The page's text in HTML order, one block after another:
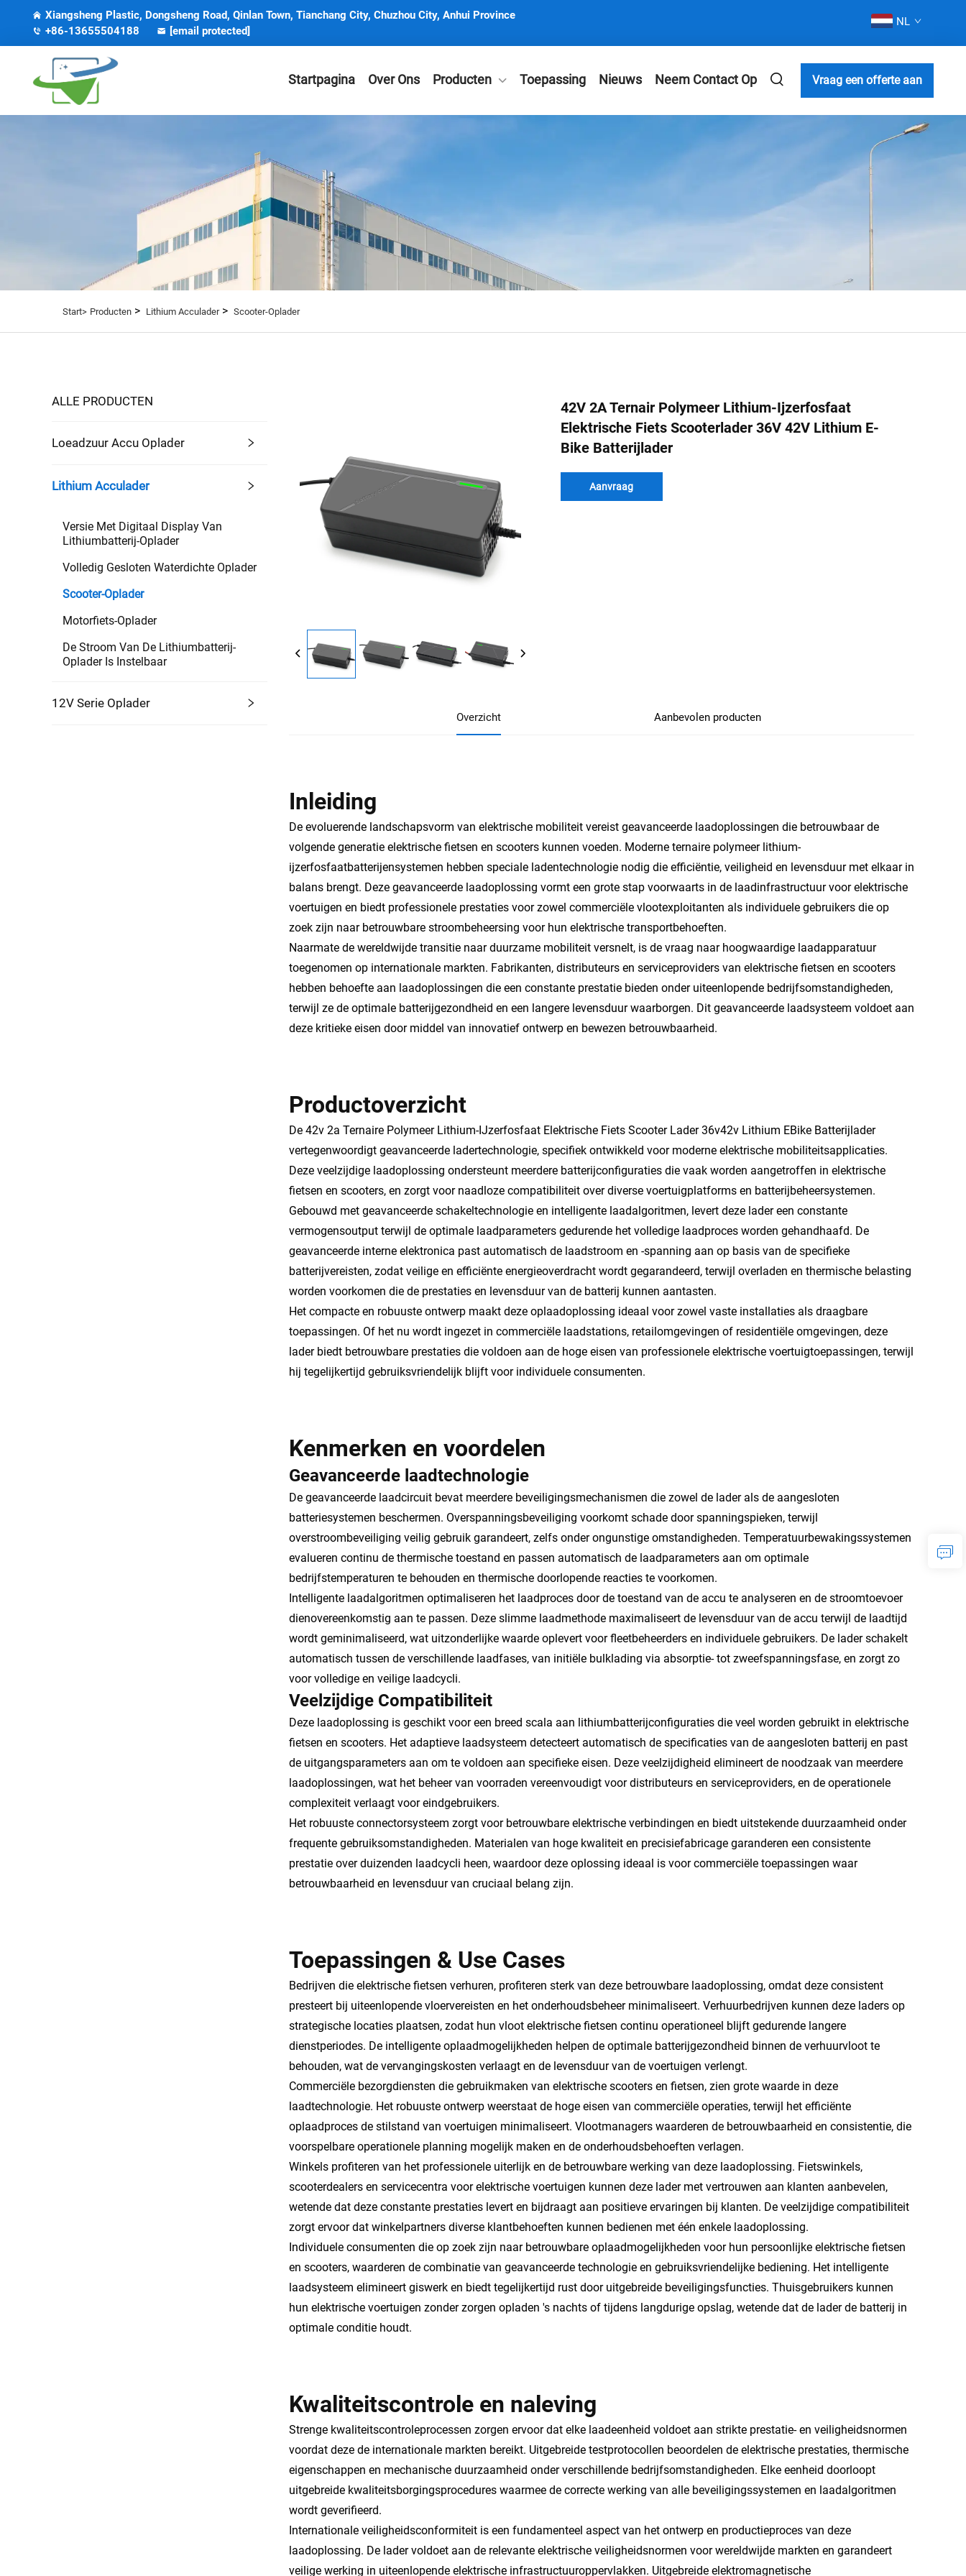
Xiangsheng Plastic, Dongsheng Road, Qinlan Town, Tianchang City, Chuzhou City, Anhui Province
+86-13655504188
[email protected]
NL
Startpagina Over Ons Producten Toepassing Nieuws Neem Contact Op Vraag een offerte aan
Start> Producten > Lithium Acculader> Scooter-Oplader
ALLE PRODUCTEN
Loeadzuur Accu Oplader
Lithium Acculader
Versie Met Digitaal Display Van
Lithiumbatterij-Oplader
Volledig Gesloten Waterdichte Oplader
Scooter-Oplader
Motorfiets-Oplader
De Stroom Van De Lithiumbatterij-
Oplader Is Instelbaar
12V Serie Oplader
42V 2A Ternair Polymeer Lithium-Ijzerfosfaat
Elektrische Fiets Scooterlader 36V 42V Lithium E-
Bike Batterijlader
Aanvraag
Overzicht Aanbevolen producten
Inleiding
De evoluerende landschapsvorm van elektrische mobiliteit vereist geavanceerde laadoplossingen die betrouwbaar de
volgende generatie elektrische fietsen en scooters kunnen voeden. Moderne ternaire polymeer lithium-
ijzerfosfaatbatterijensystemen hebben speciale ladentechnologie nodig die efficiëntie, veiligheid en levensduur met elkaar in
balans brengt. Deze geavanceerde laadoplossing vormt een grote stap voorwaarts in de laadinfrastructuur voor elektrische
voertuigen en biedt professionele prestaties voor zowel commerciële vlootexploitanten als individuele gebruikers die op
zoek zijn naar betrouwbare stroombeheersing voor hun elektrische transportbehoeften.
Naarmate de wereldwijde transitie naar duurzame mobiliteit versnelt, is de vraag naar hoogwaardige laadapparatuur
toegenomen op internationale markten. Fabrikanten, distributeurs en serviceproviders van elektrische fietsen en scooters
hebben behoefte aan laadoplossingen die een constante prestatie bieden onder uiteenlopende bedrijfsomstandigheden,
terwijl ze de optimale batterijgezondheid en een langere levensduur waarborgen. Dit geavanceerde laadsysteem voldoet aan
deze kritieke eisen door middel van innovatief ontwerp en bewezen betrouwbaarheid.
Productoverzicht
De 42v 2a Ternaire Polymeer Lithium-IJzerfosfaat Elektrische Fiets Scooter Lader 36v42v Lithium EBike Batterijlader
vertegenwoordigt geavanceerde ladertechnologie, specifiek ontwikkeld voor moderne elektrische mobiliteitsapplicaties.
Deze veelzijdige laadoplossing ondersteunt meerdere batterijconfiguraties die vaak worden aangetroffen in elektrische
fietsen en scooters, en zorgt voor naadloze compatibiliteit over diverse voertuigplatforms en batterijbeheersystemen.
Gebouwd met geavanceerde schakeltechnologie en intelligente laadalgoritmen, levert deze lader een constante
vermogensoutput terwijl de optimale laadparameters gedurende het volledige laadproces worden gehandhaafd. De
geavanceerde interne elektronica past automatisch de laadstroom en -spanning aan op basis van de specifieke
batterijvereisten, zodat veilige en efficiënte energieoverdracht wordt gegarandeerd, terwijl overladen en thermische belasting
worden voorkomen die de prestaties en levensduur van de batterij kunnen aantasten.
Het compacte en robuuste ontwerp maakt deze oplaadoplossing ideaal voor zowel vaste installaties als draagbare
toepassingen. Of het nu wordt ingezet in commerciële laadstations, retailomgevingen of residentiële omgevingen, deze
lader biedt betrouwbare prestaties die voldoen aan de hoge eisen van professionele elektrische voertuigtoepassingen, terwijl
hij tegelijkertijd gebruiksvriendelijk blijft voor individuele consumenten.
Kenmerken en voordelen
Geavanceerde laadtechnologie
De geavanceerde laadcircuit bevat meerdere beveiligingsmechanismen die zowel de lader als de aangesloten
batteriesystemen beschermen. Overspanningsbeveiliging voorkomt schade door spanningspieken, terwijl
overstroombeveiliging veilig gebruik garandeert, zelfs onder ongunstige omstandigheden. Temperatuurbewakingssystemen
evalueren continu de thermische toestand en passen automatisch de laadparameters aan om optimale
bedrijfstemperaturen te behouden en thermische doorlopende reacties te voorkomen.
Intelligente laadalgoritmen optimaliseren het laadproces door de toestand van de accu te analyseren en de stroomtoevoer
dienovereenkomstig aan te passen. Deze slimme laadmethode maximaliseert de levensduur van de accu terwijl de laadtijd
wordt geminimaliseerd, wat uitzonderlijke waarde oplevert voor fleetbeheerders en individuele gebruikers. De lader schakelt
automatisch tussen de verschillende laadfases, van initiële bulklading via absorptie- tot zweefspanningsfase, en zorgt zo
voor volledige en veilige laadcycli.
Veelzijdige Compatibiliteit
Deze laadoplossing is geschikt voor een breed scala aan lithiumbatterijconfiguraties die veel worden gebruikt in elektrische
fietsen en scooters. Het adaptieve laadsysteem detecteert automatisch de specificaties van de aangesloten batterij en past
de uitgangsparameters aan om te voldoen aan specifieke eisen. Deze veelzijdigheid elimineert de noodzaak van meerdere
laadoplossingen, wat het beheer van voorraden vereenvoudigt voor distributeurs en serviceproviders, en de operationele
complexiteit verlaagt voor eindgebruikers.
Het robuuste connectorsysteem zorgt voor betrouwbare elektrische verbindingen en biedt uitstekende duurzaamheid onder
frequente gebruiksomstandigheden. Materialen van hoge kwaliteit en precisiefabricage garanderen een consistente
prestatie over duizenden laadcycli heen, waardoor deze oplossing ideaal is voor commerciële toepassingen waar
betrouwbaarheid en levensduur van cruciaal belang zijn.
Toepassingen & Use Cases
Bedrijven die elektrische fietsen verhuren, profiteren sterk van deze betrouwbare laadoplossing, omdat deze consistent
presteert bij uiteenlopende vloervereisten en het onderhoudsbeheer minimaliseert. Verhuurbedrijven kunnen deze laders op
strategische locaties plaatsen, zodat hun vloot elektrische fietsen continu operationeel blijft gedurende langere
dienstperiodes. De intelligente oplaadmogelijkheden helpen de optimale batterijgezondheid binnen de verhuurvloot te
behouden, wat de vervangingskosten verlaagt en de levensduur van de voertuigen verlengt.
Commerciële bezorgdiensten die gebruikmaken van elektrische scooters en fietsen, zien grote waarde in deze
laadtechnologie. Het robuuste ontwerp weerstaat de hoge eisen van commerciële operaties, terwijl het efficiënte
oplaadproces de stilstand van voertuigen minimaliseert. Vlootmanagers waarderen de betrouwbaarheid en consistentie, die
voorspelbare operationele planning mogelijk maken en de onderhoudsbehoeften verlagen.
Winkels profiteren van het professionele uiterlijk en de betrouwbare werking van deze laadoplossing. Fietswinkels,
scooterdealers en servicecentra voor elektrische voertuigen kunnen deze lader met vertrouwen aan klanten aanbevelen,
wetende dat deze constante prestaties levert en bijdraagt aan positieve ervaringen bij klanten. De veelzijdige compatibiliteit
zorgt ervoor dat winkelpartners diverse klantbehoeften kunnen bedienen met één enkele laadoplossing.
Individuele consumenten die op zoek zijn naar betrouwbare oplaadmogelijkheden voor hun persoonlijke elektrische fietsen
en scooters, waarderen de combinatie van geavanceerde technologie en gebruiksvriendelijke bediening. Het intelligente
laadsysteem elimineert giswerk en biedt tegelijkertijd rust door uitgebreide beveiligingsfuncties. Thuisgebruikers kunnen
hun elektrische voertuigen zonder zorgen opladen 's nachts of tijdens langdurige opslag, wetende dat de lader de batterij in
optimale conditie houdt.
Kwaliteitscontrole en naleving
Strenge kwaliteitscontroleprocessen zorgen ervoor dat elke laadeenheid voldoet aan strikte prestatie- en veiligheidsnormen
voordat deze de internationale markten bereikt. Uitgebreide testprotocollen beoordelen de elektrische prestaties, thermische
eigenschappen en mechanische duurzaamheid onder verschillende bedrijfsomstandigheden. Elke eenheid doorloopt
uitgebreide kwaliteitsborgingsprocedures waarmee de correcte werking van alle beveiligingssystemen en laadalgoritmen
wordt geverifieerd.
Internationale veiligheidsconformiteit is een fundamenteel aspect van het ontwerp en productieproces van deze
laadoplossing. De lader voldoet aan de relevante elektrische veiligheidsnormen voor wereldwijde markten en garandeert
veilige werking in uiteenlopende elektrische infrastructuuroppervlakken. Uitgebreide elektromagnetische